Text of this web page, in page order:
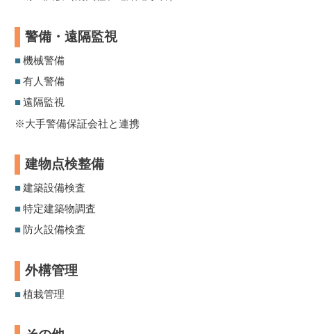
警備・遠隔監視
■ 機械警備
■ 有人警備
■ 遠隔監視
※大手警備保証会社と連携
建物点検整備
■ 建築設備検査
■ 特定建築物調査
■ 防火設備検査
外構管理
■ 植栽管理